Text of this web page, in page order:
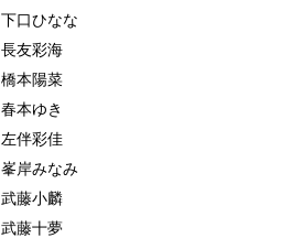
下口ひなな
長友彩海
橋本陽菜
春本ゆき
左伴彩佳
峯岸みなみ
武藤小麟
武藤十夢